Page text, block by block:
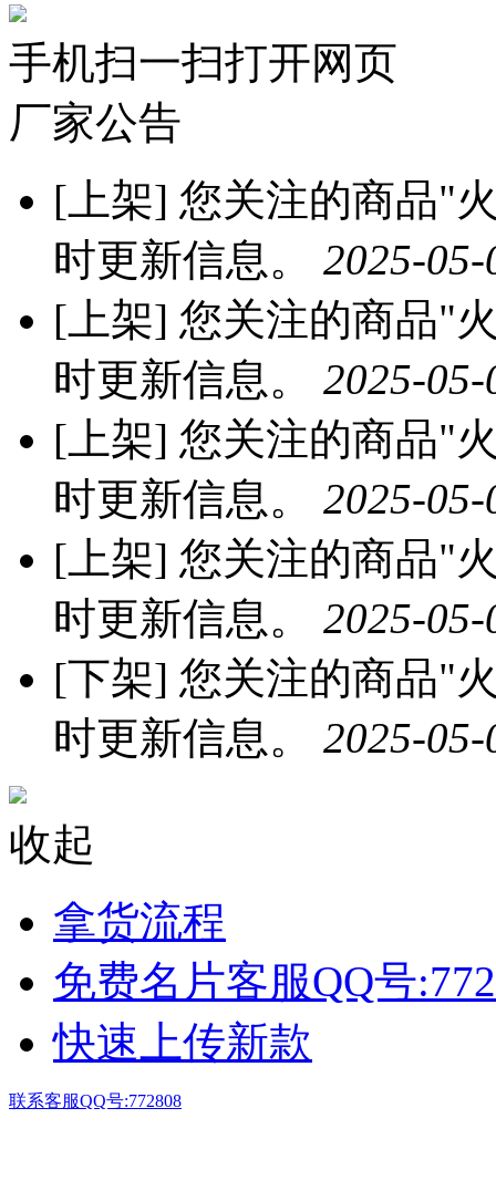
手机扫一扫打开网页
厂家公告
[上架] 您关注的商品"
时更新信息。 2025-
[上架] 您关注的商品"
时更新信息。 2025-
[上架] 您关注的商品"
时更新信息。 2025-
[上架] 您关注的商品"
时更新信息。 2025-
[下架] 您关注的商品"
时更新信息。 2025-
收起
拿货流程
免费名片客服QQ号
快速上传新款
联系客服QQ号:772808